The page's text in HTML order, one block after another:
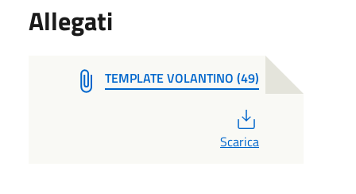
Allegati
TEMPLATE VOLANTINO (49)
Scarica